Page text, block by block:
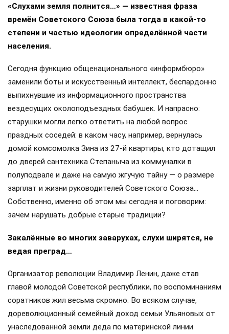
«Слухами земля полнится…» — известная фраза
времён Советского Союза была тогда в какой-то
степени и частью идеологии определённой части
населения.
Сегодня функцию общенационального «информбюро»
заменили боты и искусственный интеллект, беспардонно
выпихнувшие из информационного пространства
вездесущих околоподъездных бабушек. И напрасно:
старушки могли легко ответить на любой вопрос
праздных соседей: в каком часу, например, вернулась
домой комсомолка Зина из 27-й квартиры, кто дотащил
до дверей сантехника Степаныча из коммуналки в
полуподвале и даже на самую жгучую тайну — о размере
зарплат и жизни руководителей Советского Союза…
Собственно, именно об этом мы сегодня и поговорим:
зачем нарушать добрые старые традиции?
Закалённые во многих заварухах, слухи ширятся, не
ведая преград…
Организатор революции Владимир Ленин, даже став
главой молодой Советской республики, по воспоминаниям
соратников жил весьма скромно. Во всяком случае,
дореволюционный семейный доход семьи Ульяновых от
унаследованной земли деда по материнской линии